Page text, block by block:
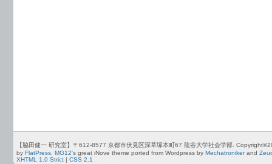
【脇田健一 研究室】〒612-8577 京都市伏見区深草塚本町67 龍谷大学社会学部.
by FlatPress. MG12's great iNove theme ported from Wordpress by Mechatronikerand
XHTML 1.0 Strict
CSS 2.1